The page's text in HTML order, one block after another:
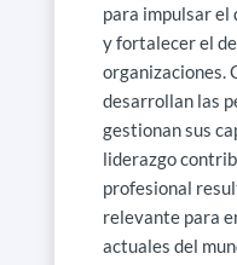
para impulsar el
y fortalecer el
organizaciones.
desarrollan las
gestionan sus
liderazgo
profesional
relevante para
actuales del